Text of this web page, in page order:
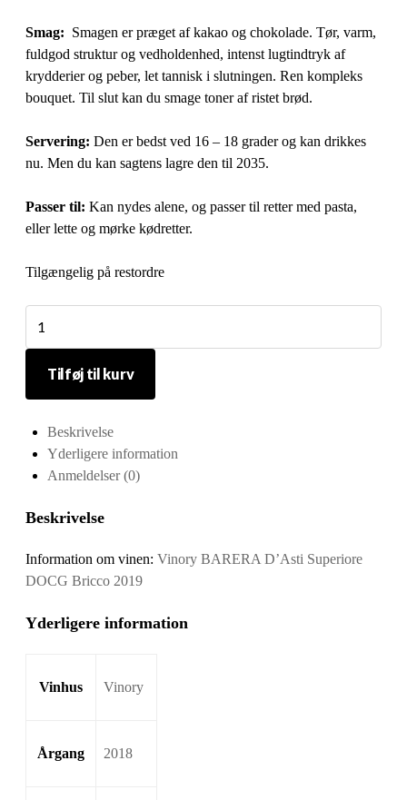
Smag: Smagen er præget af kakao og chokolade. Tør, varm,
fuldgod struktur og vedholdenhed, intenst lugtindtryk af
krydderier og peber, let tannisk i slutningen. Ren kompleks
bouquet. Til slut kan du smage toner af ristet brød.
Servering: Den er bedst ved 16 – 18 grader og kan drikkes
nu. Men du kan sagtens lagre den til 2035.
Passer til: Kan nydes alene, og passer til retter med pasta,
eller lette og mørke kødretter.
Tilgængelig på restordre
Barbera
Superiore
DOCG
Bricco
antal
Tilføj til kurv
Beskrivelse
Yderligere information
Anmeldelser (0)
Beskrivelse
Information om vinen: Vinory BARERA D’Asti Superiore
DOCG Bricco 2019
Yderligere information
Vinhus Vinory
Årgang 2018